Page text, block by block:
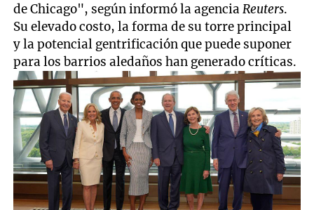
de Chicago", según informó la agenciaReuters.
Su elevado costo, la forma de su torre principal
y la potencial gentrificación que puede suponer
para los barrios aledaños han generado críticas.